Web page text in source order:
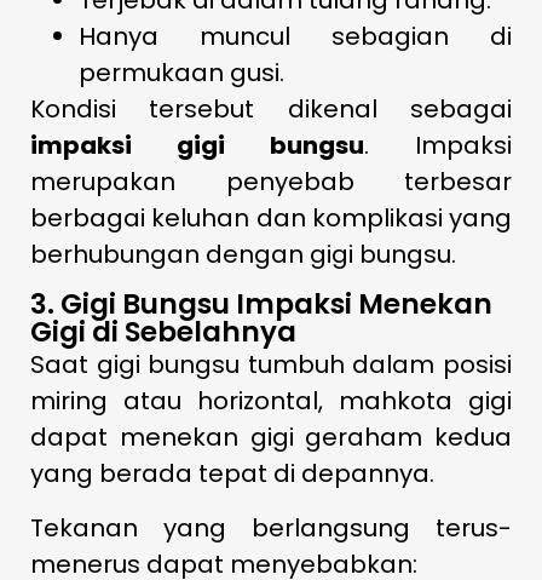
Hanya muncul sebagian di
permukaan gusi.
Kondisi tersebut dikenal sebagai
impaksi gigi bungsu. Impaksi
merupakan penyebab terbesar
berbagai keluhan dan komplikasi yang
berhubungan dengan gigi bungsu.
3. Gigi Bungsu Impaksi Menekan
Gigi di Sebelahnya
Saat gigi bungsu tumbuh dalam posisi
miring atau horizontal, mahkota gigi
dapat menekan gigi geraham kedua
yang berada tepat di depannya.
Tekanan yang berlangsung terus-
menerus dapat menyebabkan: